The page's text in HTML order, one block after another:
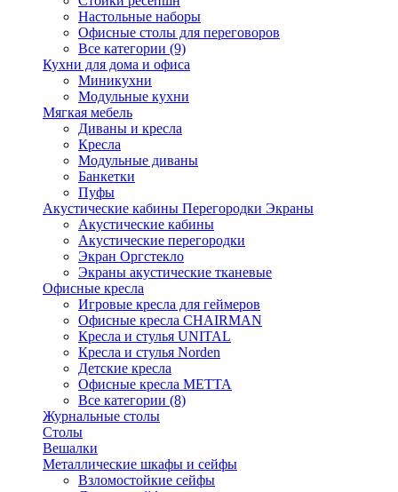
Настольные наборы
Офисные столы для переговоров
Все категории (9)
Кухни для дома и офиса
Миникухни
Модульные кухни
Мягкая мебель
Диваны и кресла
Кресла
Модульные диваны
Банкетки
Пуфы
Акустические кабины Перегородки Экраны
Акустические кабины
Акустические перегородки
Экран Оргстекло
Экраны акустические тканевые
Офисные кресла
Игровые кресла для геймеров
Офисные кресла CHAIRMAN
Кресла и стулья UNITAL
Кресла и стулья Norden
Детские кресла
Офисные кресла МЕТТА
Все категории (8)
Журнальные столы
Столы
Вешалки
Металлические шкафы и сейфы
Взломостойкие сейфы